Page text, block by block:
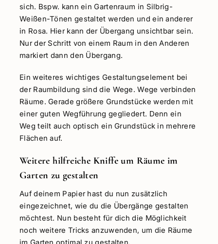
sich. Bspw. kann ein Gartenraum in Silbrig-
Weißen-Tönen gestaltet werden und ein anderer
in Rosa. Hier kann der Übergang unsichtbar sein.
Nur der Schritt von einem Raum in den Anderen
markiert dann den Übergang.
Ein weiteres wichtiges Gestaltungselement bei
der Raumbildung sind die Wege. Wege verbinden
Räume. Gerade größere Grundstücke werden mit
einer guten Wegführung gegliedert. Denn ein
Weg teilt auch optisch ein Grundstück in mehrere
Flächen auf.
Weitere hilfreiche Kniffe um Räume im
Garten zu gestalten
Auf deinem Papier hast du nun zusätzlich
eingezeichnet, wie du die Übergänge gestalten
möchtest. Nun besteht für dich die Möglichkeit
noch weitere Tricks anzuwenden, um die Räume